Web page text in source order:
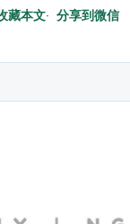
藏本文 分享到微信